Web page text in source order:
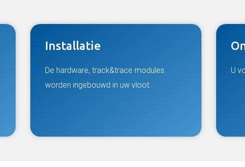
Installatie
De hardware, track&trace modules
worden ingebouwd in uw vloot.
U